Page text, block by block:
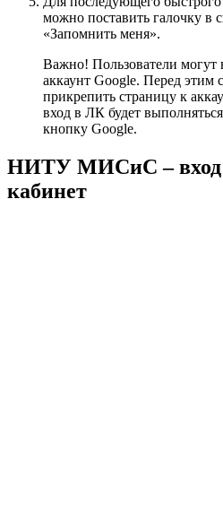
можно поставить галочку в
«Запомнить меня».
Важно! Пользователи могут
аккаунт Google. Перед этим
прикрепить страницу к
вход в ЛК будет
кнопку Google.
НИТУ МИСиС – вход
кабинет